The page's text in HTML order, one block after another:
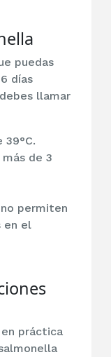
puedas
días
llamar
39°C.
de 3
permiten
en el
práctica